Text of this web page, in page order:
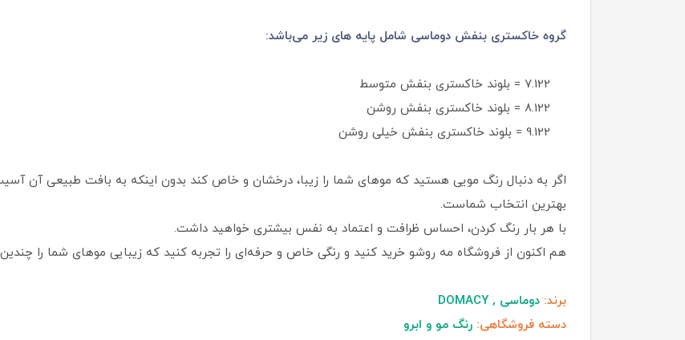
گروه خاکستری بنفش دوماسی شامل پایه های زیر می‌باشد:
7.122 = بلوند خاکستری بنفش متوسط
8.122 = بلوند خاکستری بنفش روشن
9.122 = بلوند خاکستری بنفش خیلی روشن
اگر به‌ دنبال رنگ مویی هستید که موهای شما را زیبا، درخشان و خاص کند بدون اینکه به بافت طبیعی آن
بهترین انتخاب شماست.
با هر بار رنگ کردن، احساس ظرافت و اعتماد به‌ نفس بیشتری خواهید داشت.
هم‌ اکنون از فروشگاه مه روشو خرید کنید و رنگی خاص و حرفه‌ای را تجربه کنید که زیبایی موهای شما را چندین
برند: دوماسی , DOMACY
دسته فروشگاهی: رنگ مو و ابرو